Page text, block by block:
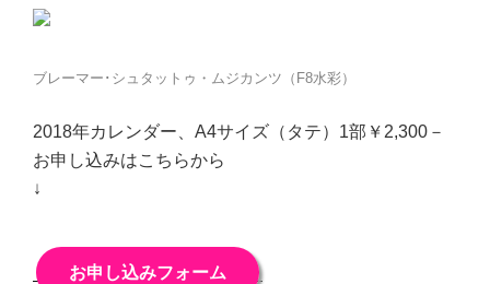
ブレーマー･シュタットゥ・ムジカンツ（F8水彩）
2018年カレンダー、A4サイズ（タテ）1部￥2,300－
お申し込みはこちらから
↓
お申し込みフォーム